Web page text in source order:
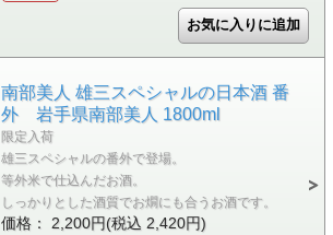
南部美人 雄三スペシャルの日本酒 番
外 岩手県南部美人 1800ml
限定入荷
雄三スペシャルの番外で登場。
等外米で仕込んだお酒。
しっかりとした酒質でお燗にも合うお酒です。
価格： 2,200円(税込 2,420円)